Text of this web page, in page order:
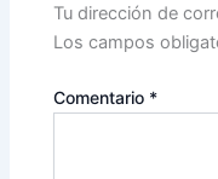
Tu dirección de
Los campos
Comentario *